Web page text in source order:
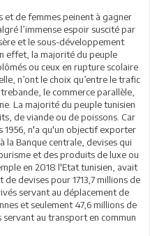
et de femmes peinent à gagner
l’immense espoir suscité par
et le sous-développement
effet, la majorité du peuple
ou ceux en rupture scolaire
n’ont le choix qu’entre le trafic
le commerce parallèle,
La majorité du peuple tunisien
de viande ou de poissons. Car
1956, n'a qu'un objectif exporter
la Banque centrale, devises qui
et des produits de luxe ou
en 2018 l'Etat tunisien, avait
devises pour 1713,7 millions de
servant au déplacement de
et seulement 47,6 millions de
au transport en commun